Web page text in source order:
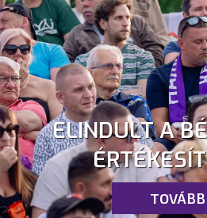
ELINDULT A
TOVÁBB